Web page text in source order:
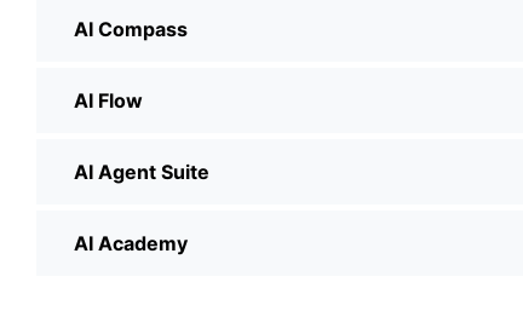
AI Compass
AI Flow
AI Agent Suite
AI Academy